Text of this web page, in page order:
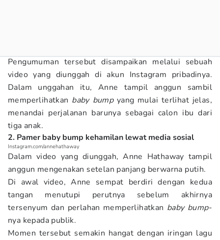
Pengumuman tersebut disampaikan melalui sebuah
video yang diunggah di akun Instagram pribadinya.
Dalam unggahan itu, Anne tampil anggun sambil
memperlihatkan baby bumpyang mulai terlihat jelas,
menandai perjalanan barunya sebagai calon ibu dari
tiga anak.
2. Pamer baby bump kehamilan lewat media sosial
Instagram.com/annehathaway
Dalam video yang diunggah, Anne Hathaway tampil
anggun mengenakan setelan panjang berwarna putih.
Di awal video, Anne sempat berdiri dengan kedua
tangan menutupi perutnya sebelum akhirnya
tersenyum dan perlahan memperlihatkan baby bump-
nya kepada publik.
Momen tersebut semakin hangat dengan iringan lagu